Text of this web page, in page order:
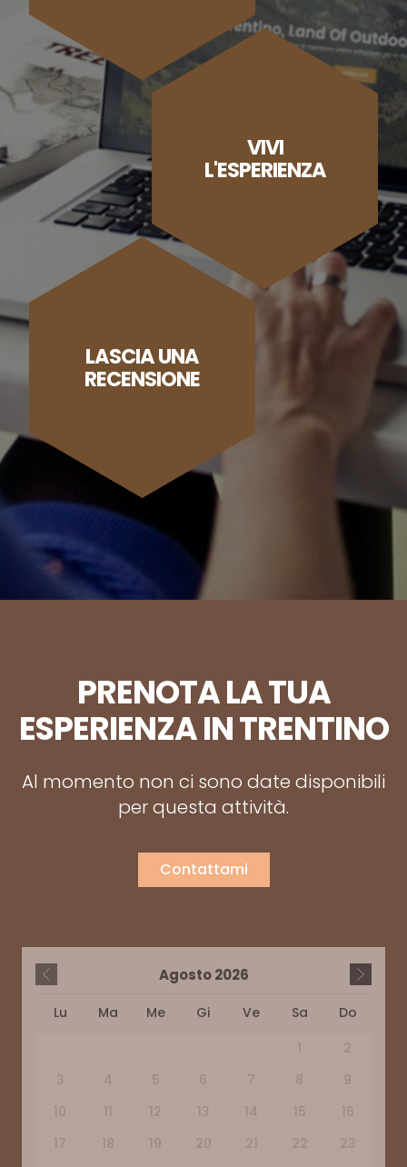
VIVI
L'ESPERIENZA
LASCIA UNA
RECENSIONE
PRENOTA LA TUA
ESPERIENZA IN TRENTINO
Al momento non ci sono date disponibili
per questa attività.
Contattami
Agosto 2026
Lu Ma Me Gi Ve Sa
Do
1
2
3
4 5 6 7 8
9
10
11 12 13 14 15
16
17
18 19 20 21 22
23